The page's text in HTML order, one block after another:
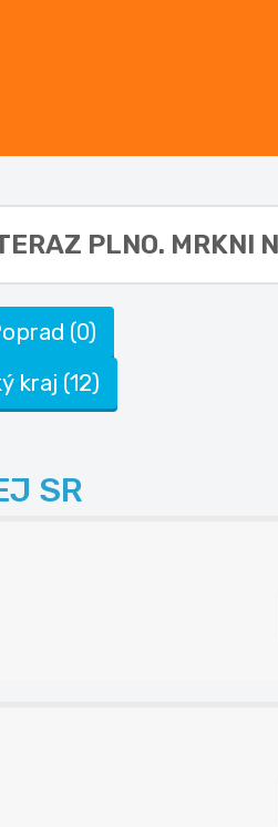
PLNO. MRKNI
(0)
kraj (12)
SR